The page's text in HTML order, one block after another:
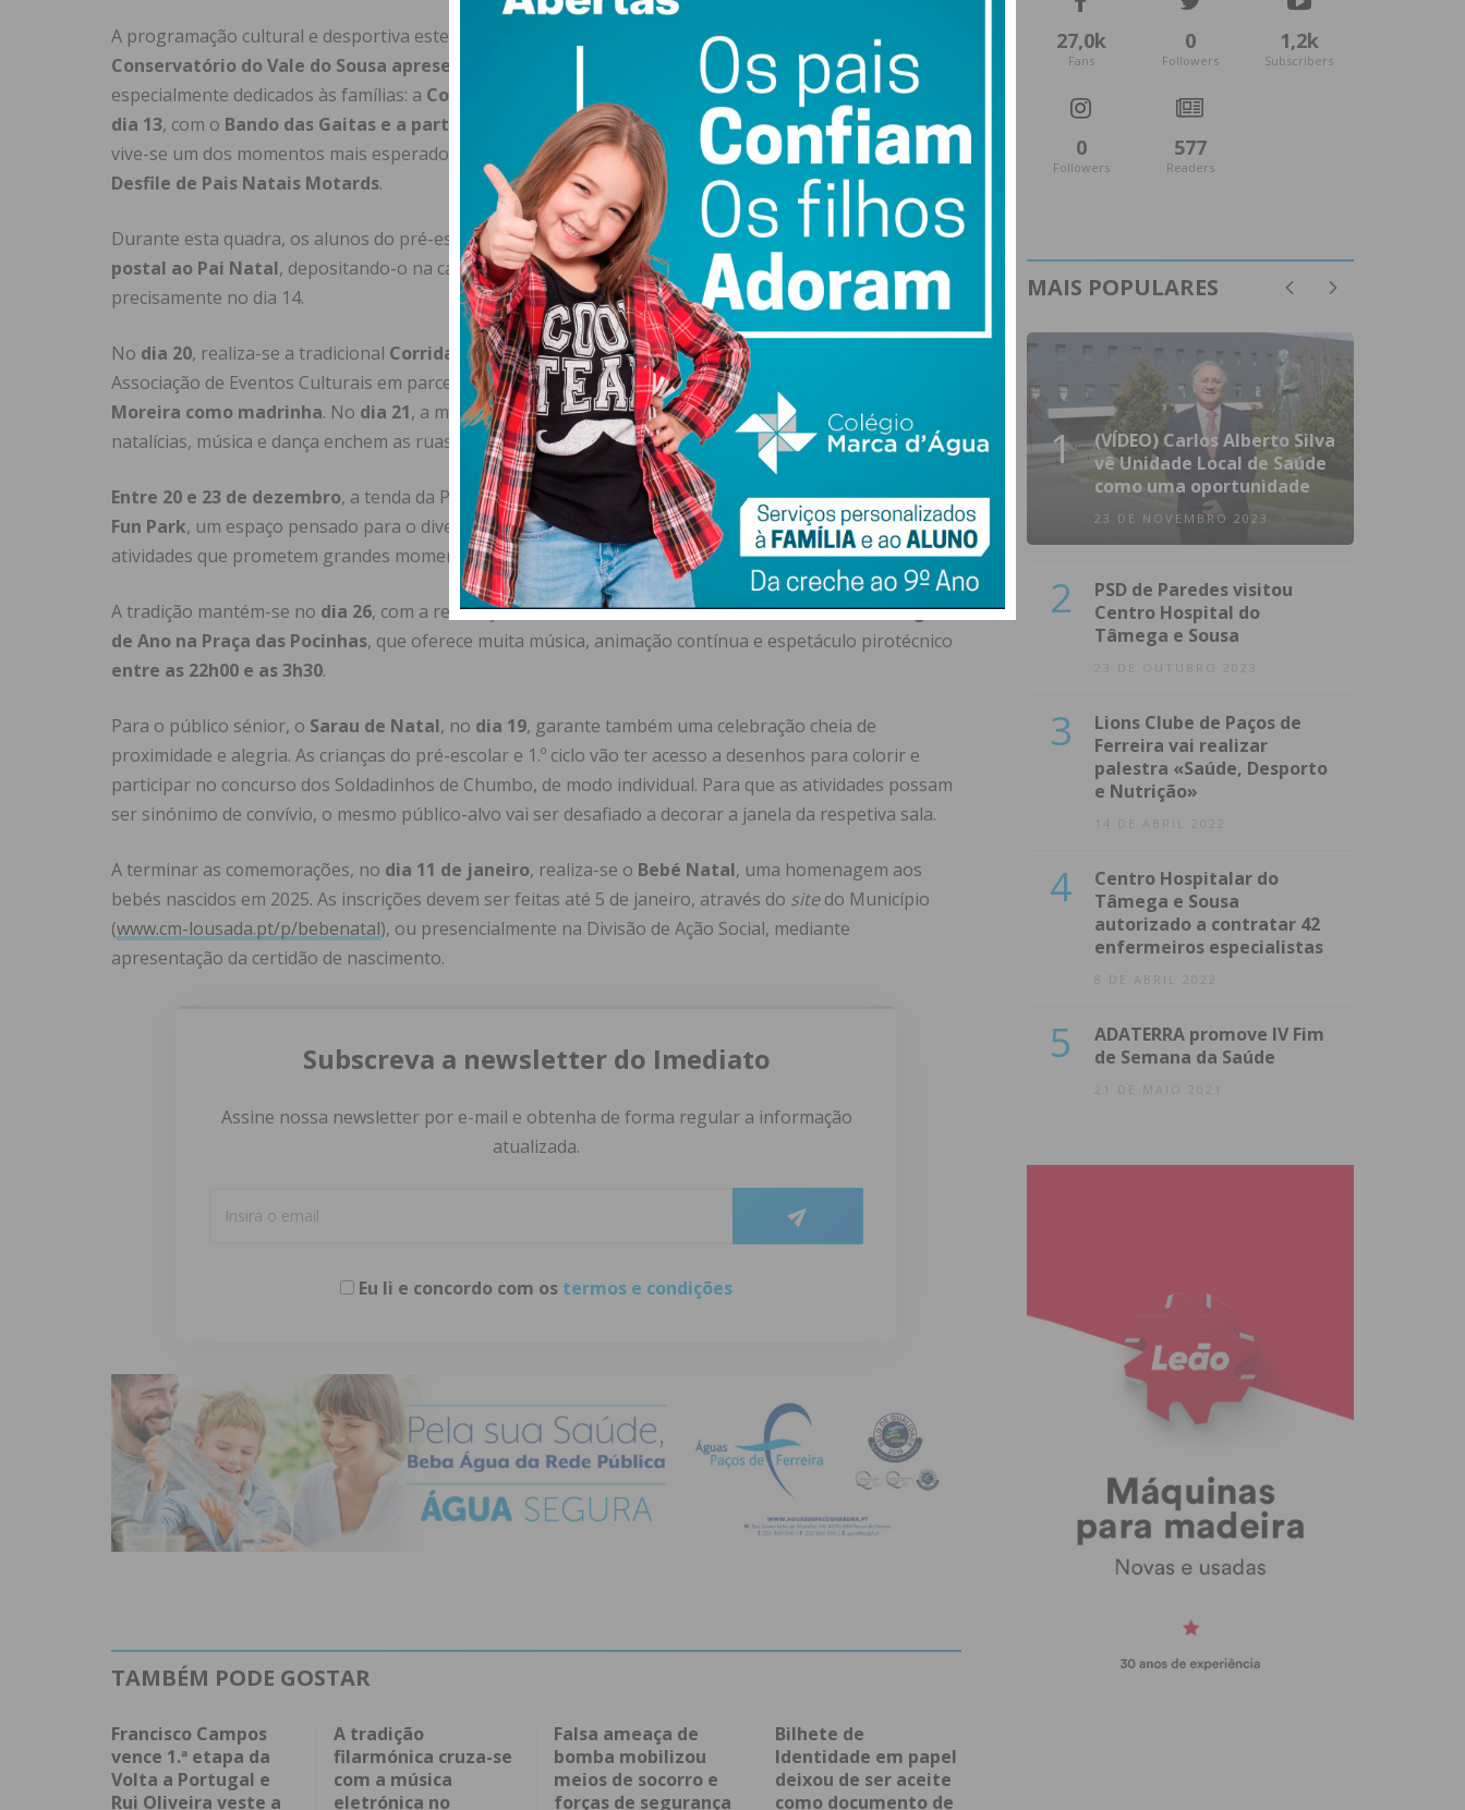
A programação cultural e desportiva estende-se por todo o mês. No dia
12, o Coro Infantil e Juvenil do
Conservatório do Vale do Sousa apresenta a cantata “Criança Milagre” . Seguem-se dois dias
especialmente dedicados às famílias: a Corrida S. Silvestre da Pequenadae oConcerto de Natal, no
dia 13, com o Bando das Gaitas e a participação especial de Daniel Pinto. Já nodia 14 , domingo,
vive-se um dos momentos mais esperados:
a Chegada do Pai Natal, acompanhada pelo animado
Desfile de Pais Natais Motards.
Durante esta quadra, os alunos do pré-escolar e 1.º ciclo vão ter a oportunidade de
escrever o seu
postal ao Pai Natal, depositando-o na caixa de correio instalada junto à sua Casa, para seguir viagem
precisamente no dia 14.
No dia 20, realiza-se a tradicional Corrida de S. Silvestre, organizada pela LADEC – Lousada
Associação de Eventos Culturais em parceria com o Município, que este ano conta com a
Moreira como madrinha. No dia 21, a magia continua com aParada de Natal, onde personagens
natalícias, música e dança enchem as ruas de cor e fantasia.
Entre 20 e 23 de dezembro, a tenda da Praça das Pocinhas transforma-se no animadoLousada Natal
Fun Park, um espaço pensado para o divertimento das crianças, com insufláveis, jogos e várias
atividades que prometem grandes momentos em família.
A tradição mantém-se no dia 26, com a realização daFeira das Oitavas, e, a fechar o ano, aPassagem
de Ano na Praça das Pocinhas, que oferece muita música, animação contínua e espetáculo pirotécnico
entre as 22h00 e as 3h30.
Para o público sénior, o Sarau de Natal, no dia 19, garante também uma celebração cheia de
proximidade e alegria. As crianças do pré-escolar e 1.º ciclo vão ter acesso a desenhos para colorir e
participar no concurso dos Soldadinhos de Chumbo, de modo individual. Para que as atividades possam
ser sinónimo de convívio, o mesmo público-alvo vai ser desafiado a decorar a janela da respetiva sala.
A terminar as comemorações, no dia 11 de janeiro, realiza-se o Bebé Natal, uma homenagem aos
bebés nascidos em 2025. As inscrições devem ser feitas até 5 de janeiro, através do sitedo Município
(www.cm-lousada.pt/p/bebenatal), ou presencialmente na Divisão de Ação Social, mediante
apresentação da certidão de nascimento.
Subscreva a newsletter do Imediato
Assine nossa newsletter por e-mail e obtenha de forma regular a informação
atualizada.
Eu li e concordo com os termos e condições
TAMBÉM PODE GOSTAR
Francisco Campos
vence 1.ª etapa da
Volta a Portugal e
Rui Oliveira veste a
A tradição
filarmónica cruza-se
com a música
eletrónica no
Falsa ameaça de
bomba mobilizou
meios de socorro e
forças de segurança
Bilhete de
Identidade em papel
deixou de ser aceite
como documento de
27,0k
Fans
0
Followers
1,2k
Subscribers
0
Followers
577
Readers
MAIS POPULARES
1
(VÍDEO) Carlos Alberto Silva
vê Unidade Local de Saúde
como uma oportunidade
23 DE NOVEMBRO 2023
2
PSD de Paredes visitou
Centro Hospital do
Tâmega e Sousa
23 DE OUTUBRO 2023
3
Lions Clube de Paços de
Ferreira vai realizar
palestra «Saúde, Desporto
e Nutrição»
14 DE ABRIL 2022
4
Centro Hospitalar do
Tâmega e Sousa
autorizado a contratar 42
enfermeiros especialistas
8 DE ABRIL 2022
5
ADATERRA promove IV Fim
de Semana da Saúde
21 DE MAIO 2021